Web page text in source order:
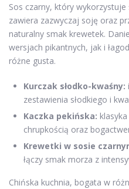
Sos czarny, który
zawiera zazwyczaj soję oraz
naturalny smak krewetek.
wersjach pikantnych, jak i
różne gusta.
Kurczak słodko-kwaśny:
zestawienia słodkiego i
Kaczka pekińska:
chrupkością oraz
Krewetki w sosie
łączy smak morza z
Chińska kuchnia, bogata w